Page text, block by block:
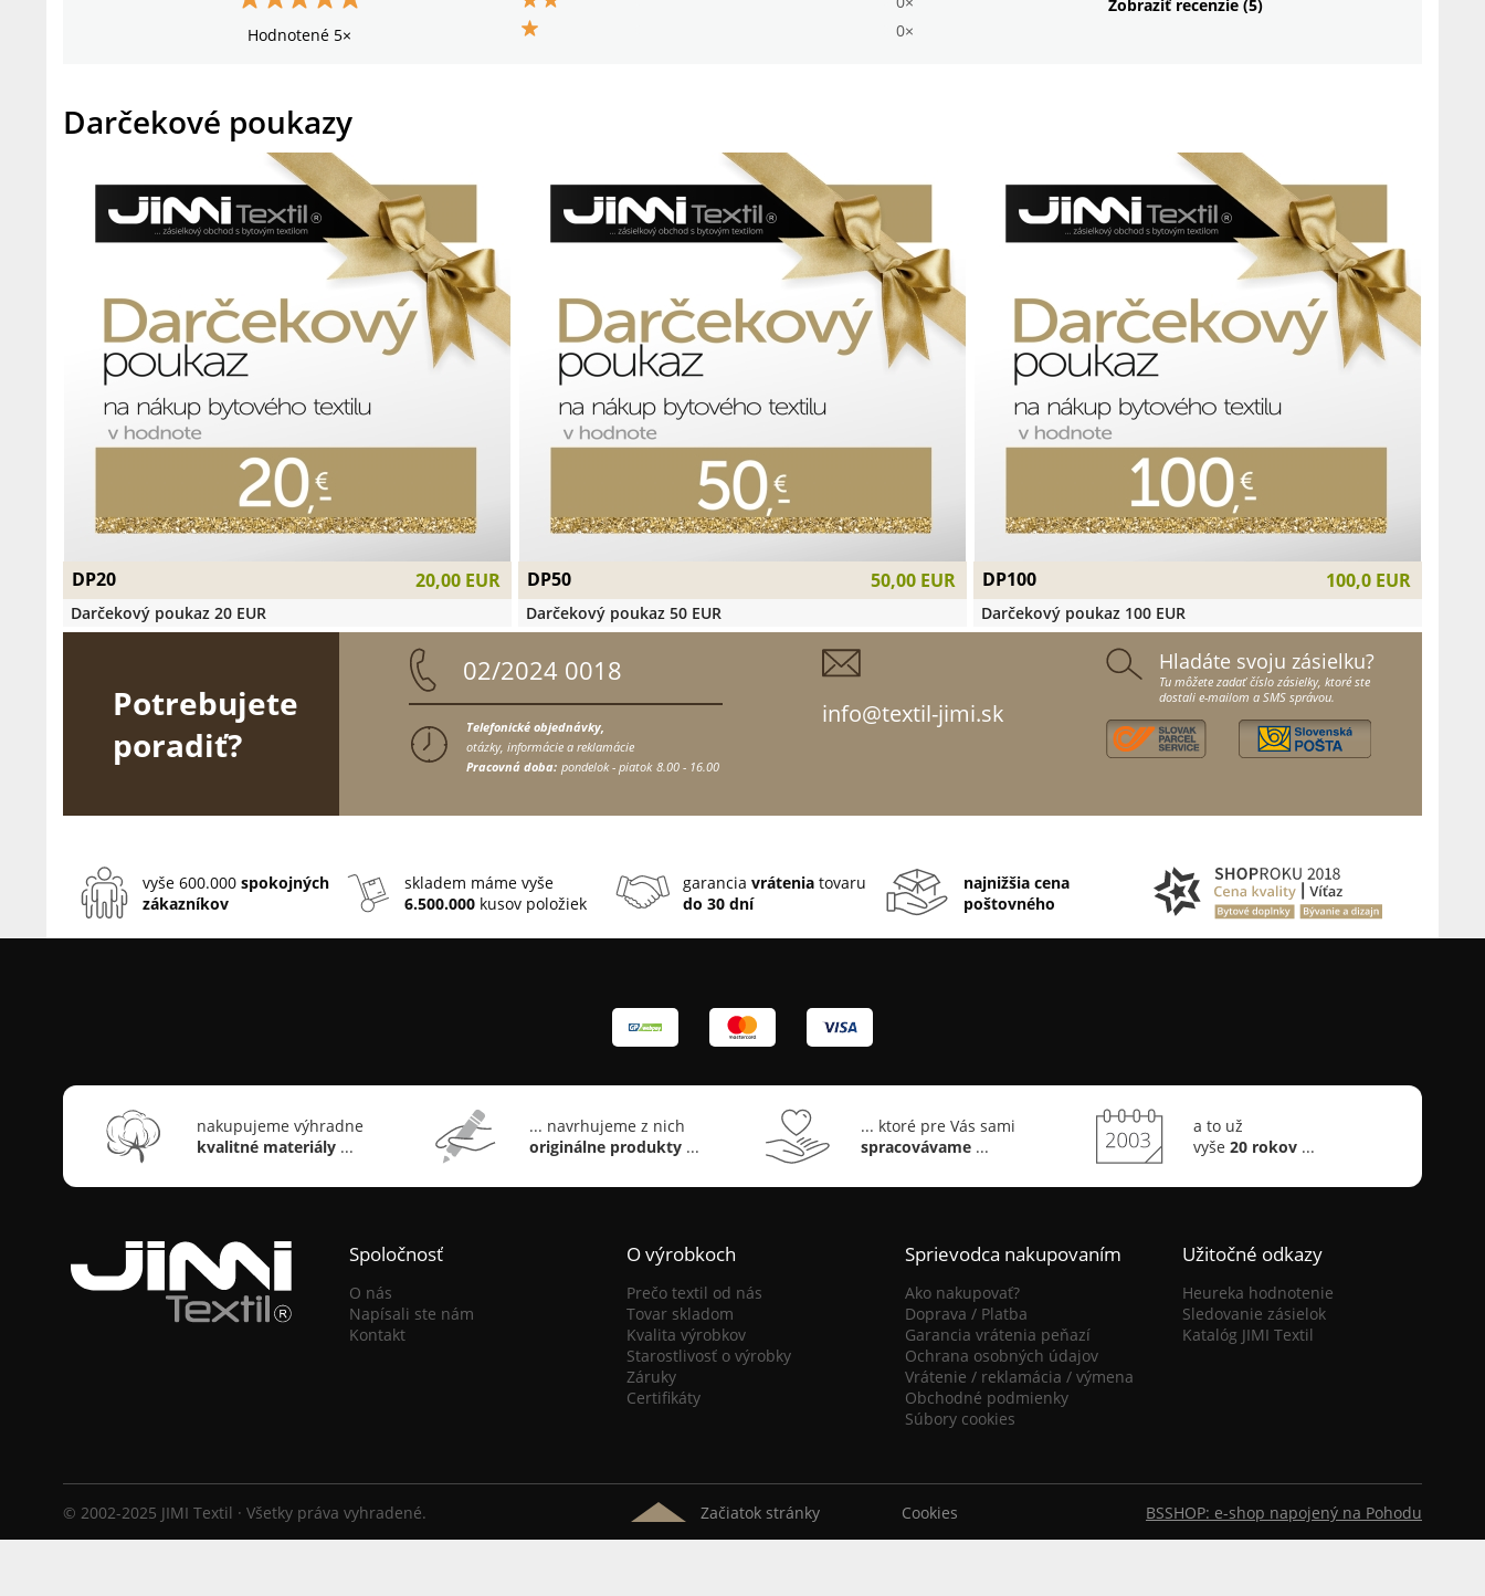
0×
Zobraziť recenzie (5)
Hodnotené 5×
DP20 20,00 EUR
Darčekový poukaz 20 EUR
DP50 50,00 EUR
Darčekový poukaz 50 EUR
DP100 100,0 EUR
Darčekový poukaz 100 EUR
Darčekové poukazy
Potrebujete
poradiť?
02/2024 0018
Telefonické objednávky,
otázky, informácie a reklamácie
Pracovná doba: pondelok - piatok 8.00 - 16.00
info@textil-jimi.sk
Hladáte svoju zásielku?
Tu môžete zadať číslo zásielky, ktoré ste
dostali e-mailom a SMS správou.
vyše 600.000spokojných
zákazníkov
skladem máme vyše
6.500.000kusov položiek
garanciavrátenia tovaru
do 30 dní
najnižšia cena
poštovného
Spoločnosť
O nás
Napísali ste nám
Kontakt
O výrobkoch
Prečo textil od nás
Tovar skladom
Kvalita výrobkov
Starostlivosť o výrobky
Záruky
Certifikáty
Sprievodca nakupovaním
Ako nakupovať?
Doprava / Platba
Garancia vrátenia peňazí
Ochrana osobných údajov
Vrátenie / reklamácia / výmena
Obchodné podmienky
Súbory cookies
Užitočné odkazy
Heureka hodnotenie
Sledovanie zásielok
Katalóg JIMI Textil
© 2002-2025 JIMI Textil · Všetky práva vyhradené. Začiatok stránky BSSHOP: e-shop napojený na Pohodu
Cookies
nakupujeme výhradne
kvalitné materiály ...
... navrhujeme z nich
originálne produkty...
... ktoré pre Vás sami
spracovávame ...
a to už
vyše 20 rokov...